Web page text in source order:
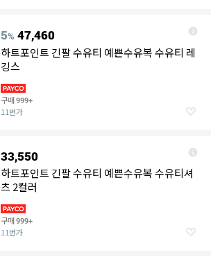
5% 47,460
하트포인트 긴팔 수유티 예쁜수유복 수유티 레
깅스
구매999+
11번가
33,550
하트포인트 긴팔 수유티 예쁜수유복 수유티셔
츠 2컬러
구매999+
11번가